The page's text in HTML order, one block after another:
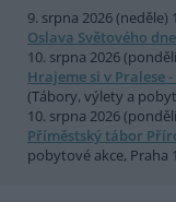
9. srpna 2026 (neděle)
Oslava Světového
10. srpna 2026
Hrajeme si v Pralese
(Tábory, výlety a
10. srpna 2026
Příměstský tábor
pobytové akce, Praha